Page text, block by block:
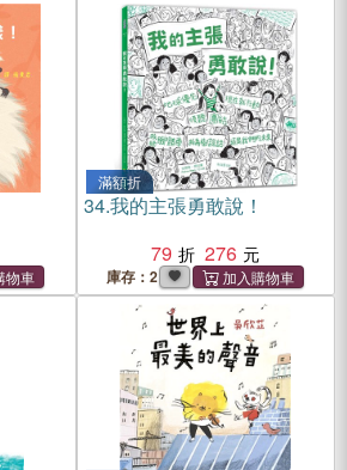
滿額折
34.我的主張勇敢說！
79
276
庫存：2